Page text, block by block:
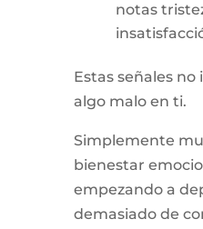
notas
Estas señales
algo malo en ti.
Simplemente
bienestar
empezando a
demasiado de